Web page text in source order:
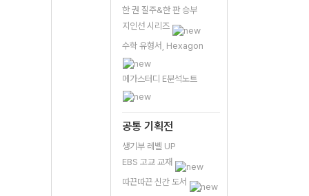
한 권 질주&한 판 승부
지인선 시리즈
수학 유형서, Hexagon
메가스터디 E분석노트
공통 기획전
생기부 레벨 UP
EBS 고교 교재
따끈따끈 신간 도서